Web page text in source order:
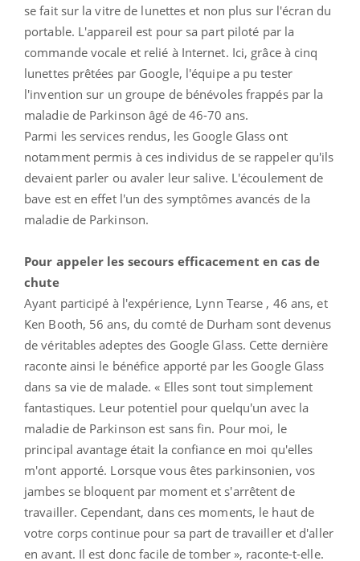
se fait sur la vitre de lunettes et non plus sur l'écran du
portable. L'appareil est pour sa part piloté par la
commande vocale et relié à Internet. Ici, grâce à cinq
lunettes prêtées par Google, l'équipe a pu tester
l'invention sur un groupe de bénévoles frappés par la
maladie de Parkinson âgé de 46-70 ans.
Parmi les services rendus, les Google Glass ont
notamment permis à ces individus de se rappeler qu'ils
devaient parler ou avaler leur salive. L'écoulement de
bave est en effet l'un des symptômes avancés de la
maladie de Parkinson.
Pour appeler les secours efficacement en cas de
chute
Ayant participé à l'expérience, Lynn Tearse , 46 ans, et
Ken Booth, 56 ans, du comté de Durham sont devenus
de véritables adeptes des Google Glass. Cette dernière
raconte ainsi le bénéfice apporté par les Google Glass
dans sa vie de malade. « Elles sont tout simplement
fantastiques. Leur potentiel pour quelqu'un avec la
maladie de Parkinson est sans fin. Pour moi, le
principal avantage était la confiance en moi qu'elles
m'ont apporté. Lorsque vous êtes parkinsonien, vos
jambes se bloquent par moment et s'arrêtent de
travailler. Cependant, dans ces moments, le haut de
votre corps continue pour sa part de travailler et d'aller
en avant. Il est donc facile de tomber », raconte-t-elle.